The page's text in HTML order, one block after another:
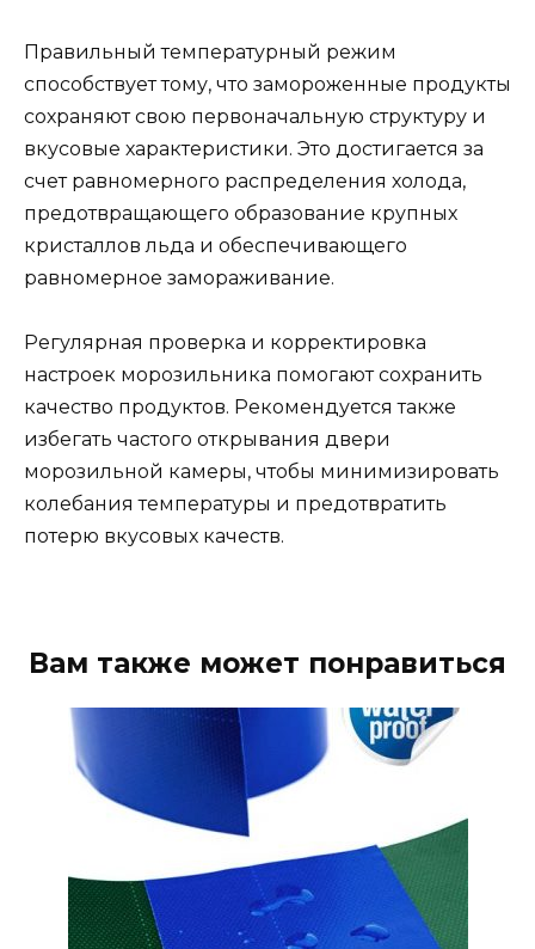
Правильный температурный режим
способствует тому, что замороженные продукты
сохраняют свою первоначальную структуру и
вкусовые характеристики. Это достигается за
счет равномерного распределения холода,
предотвращающего образование крупных
кристаллов льда и обеспечивающего
равномерное замораживание.
Регулярная проверка и корректировка
настроек морозильника помогают сохранить
качество продуктов. Рекомендуется также
избегать частого открывания двери
морозильной камеры, чтобы минимизировать
колебания температуры и предотвратить
потерю вкусовых качеств.
Вам также может понравиться